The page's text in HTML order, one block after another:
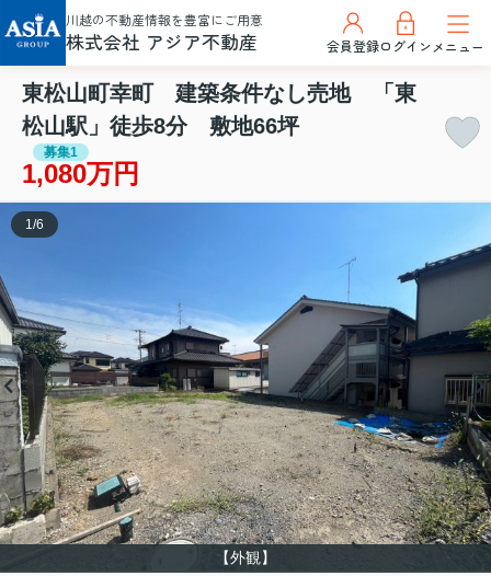
川越の不動産情報を豊富にご用意
株式会社 アジア不動産 会員登録ログインメニュー
東松山町幸町 建築条件なし売地 「東
松山駅」徒歩8分 敷地66坪
募集1
1,080万円
【外観】
1 /6